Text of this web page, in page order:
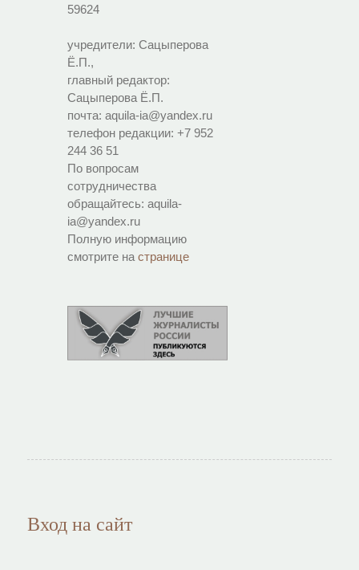
59624
учредители: Сацыперова
Ё.П.,
главный редактор:
Сацыперова Ё.П.
почта: aquila-ia@yandex.ru
телефон редакции: +7 952
244 36 51
По вопросам
сотрудничества
обращайтесь: aquila-
ia@yandex.ru
Полную информацию
смотрите на странице
Вход на сайт